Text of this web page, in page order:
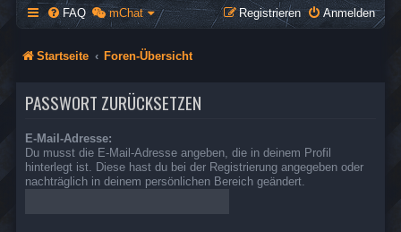
FAQ mChat Anmelden
Registrieren
Startseite Foren-Übersicht
PASSWORT ZURÜCKSETZEN
E-Mail-Adresse:
Du musst die E-Mail-Adresse angeben, die in deinem Profil
hinterlegt ist. Diese hast du bei der Registrierung angegeben oder
nachträglich in deinem persönlichen Bereich geändert.